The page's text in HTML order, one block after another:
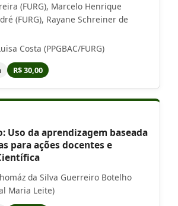
(FURG), Marcelo Henrique
(FURG), Rayane Schreiner de
Costa (PPGBAC/FURG)
R$ 30,00
Uso da aprendizagem baseada
para ações docentes e
da Silva Guerreiro Botelho
Maria Leite)